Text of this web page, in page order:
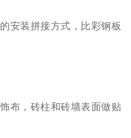
安装拼接方式，比彩钢板
布，砖柱和砖墙表面做贴